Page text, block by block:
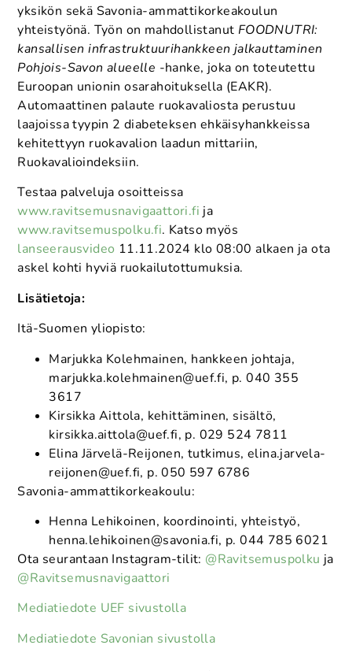
yksikön sekä Savonia-ammattikorkeakoulun
yhteistyönä. Työn on mahdollistanut FOODNUTRI:
kansallisen infrastruktuurihankkeen jalkauttaminen
Pohjois-Savon alueelle -hanke, joka on toteutettu
Euroopan unionin osarahoituksella (EAKR).
Automaattinen palaute ruokavaliosta perustuu
laajoissa tyypin 2 diabeteksen ehkäisyhankkeissa
kehitettyyn ruokavalion laadun mittariin,
Ruokavalioindeksiin.
Testaa palveluja osoitteissa
www.ravitsemusnavigaattori.fi ja
www.ravitsemuspolku.fi. Katso myös
lanseerausvideo 11.11.2024 klo 08:00 alkaen ja ota
askel kohti hyviä ruokailutottumuksia.
Lisätietoja:
Itä-Suomen yliopisto:
Marjukka Kolehmainen, hankkeen johtaja,
marjukka.kolehmainen@uef.fi, p. 040 355
3617
Kirsikka Aittola, kehittäminen, sisältö,
kirsikka.aittola@uef.fi, p. 029 524 7811
Elina Järvelä-Reijonen, tutkimus, elina.jarvela-
reijonen@uef.fi, p. 050 597 6786
Savonia-ammattikorkeakoulu:
Henna Lehikoinen, koordinointi, yhteistyö,
henna.lehikoinen@savonia.fi, p. 044 785 6021
Ota seurantaan Instagram-tilit: @Ravitsemuspolku ja
@Ravitsemusnavigaattori
Mediatiedote UEF sivustolla
Mediatiedote Savonian sivustolla